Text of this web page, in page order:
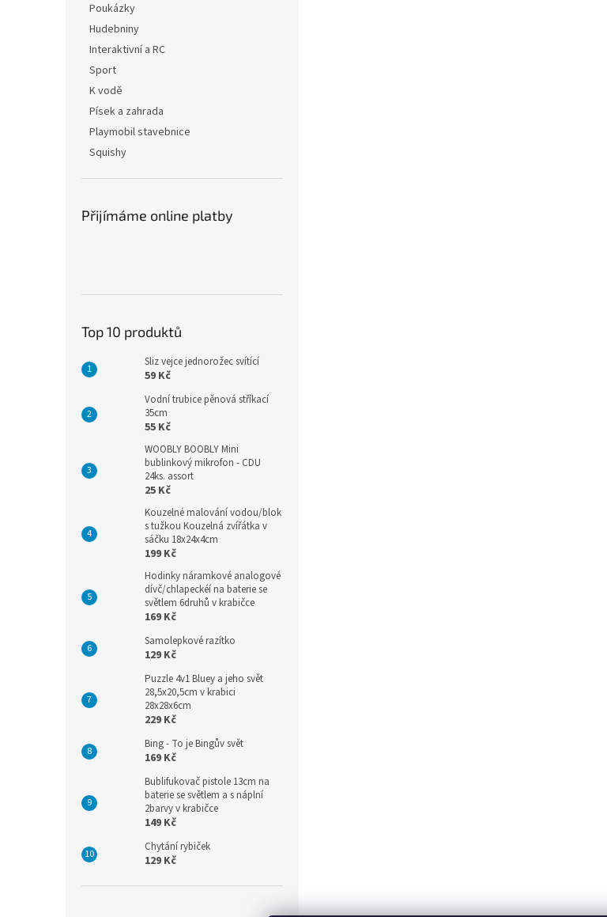
Poukázky
Hudebniny
Interaktivní a RC
Sport
K vodě
Písek a zahrada
Playmobil stavebnice
Squishy
Přijímáme online platby
Top 10 produktů
Sliz vejce jednorožec svítící
59 Kč
Vodní trubice pěnová stříkací
35cm
55 Kč
WOOBLY BOOBLY Mini
bublinkový mikrofon - CDU
24ks. assort
25 Kč
Kouzelné malování vodou/blok
s tužkou Kouzelná zvířátka v
sáčku 18x24x4cm
199 Kč
Hodinky náramkové analogové
dívč/chlapeckéí na baterie se
světlem 6druhů v krabičce
169 Kč
Samolepkové razítko
129 Kč
Puzzle 4v1 Bluey a jeho svět
28,5x20,5cm v krabici
28x28x6cm
229 Kč
Bing - To je Bingův svět
169 Kč
Bublifukovač pistole 13cm na
baterie se světlem a s náplní
2barvy v krabičce
149 Kč
Chytání rybiček
129 Kč